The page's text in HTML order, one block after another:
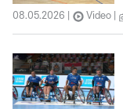
08.05.2026 Video